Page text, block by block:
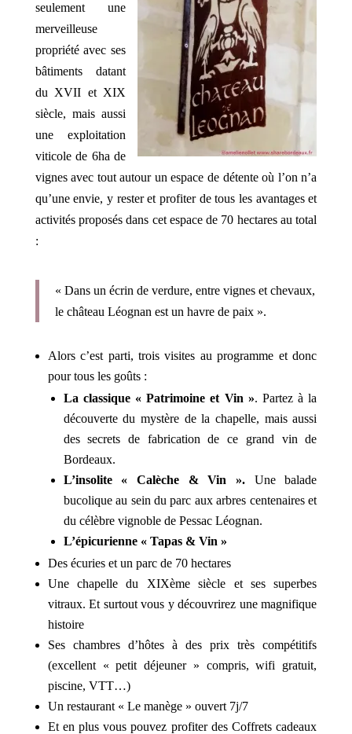
seulement une
merveilleuse
propriété avec ses
bâtiments datant
du XVII et XIX
siècle, mais aussi
une exploitation
viticole de 6ha de
vignes avec tout autour un espace de détente où l’on n’a
qu’une envie, y rester et profiter de tous les avantages et
activités proposés dans cet espace de 70 hectares au total
:
« Dans un écrin de verdure, entre vignes et chevaux,
le château Léognan est un havre de paix ».
Alors c’est parti, trois visites au programme et donc
pour tous les goûts :
La classique « Patrimoine et Vin ». Partez à la
découverte du mystère de la chapelle, mais aussi
des secrets de fabrication de ce grand vin de
Bordeaux.
L’insolite « Calèche & Vin ».Une balade
bucolique au sein du parc aux arbres centenaires et
du célèbre vignoble de Pessac Léognan.
L’épicurienne « Tapas & Vin »
Des écuries et un parc de 70 hectares
Une chapelle du XIXème siècle et ses superbes
vitraux. Et surtout vous y découvrirez une magnifique
histoire
Ses chambres d’hôtes à des prix très compétitifs
(excellent « petit déjeuner » compris, wifi gratuit,
piscine, VTT…)
Un restaurant « Le manège » ouvert 7j/7
Et en plus vous pouvez profiter des Coffrets cadeaux